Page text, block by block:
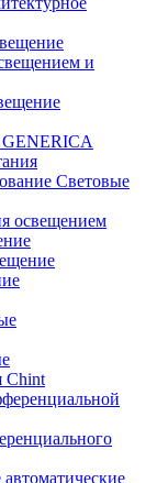
и
GENERICA
Световые
освещением
Chint